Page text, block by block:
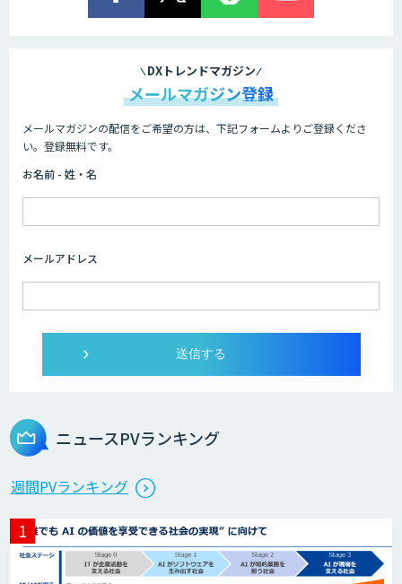
ービス
Asteria AIoT Suite｜Gravio – 画像認識
画像解析・デジタルツイン領域のAI開発
AI開発・伴走支援・内製化支援
StellaController 2.0
検図・照査AI
DXトレンドマガジン
メールマガジン登録
メールマガジンの配信をご希望の方は、下記フォームよりご登録くださ
い。登録無料です。
お名前 - 姓・名
メールアドレス
ニュースPVランキング
週間PVランキング